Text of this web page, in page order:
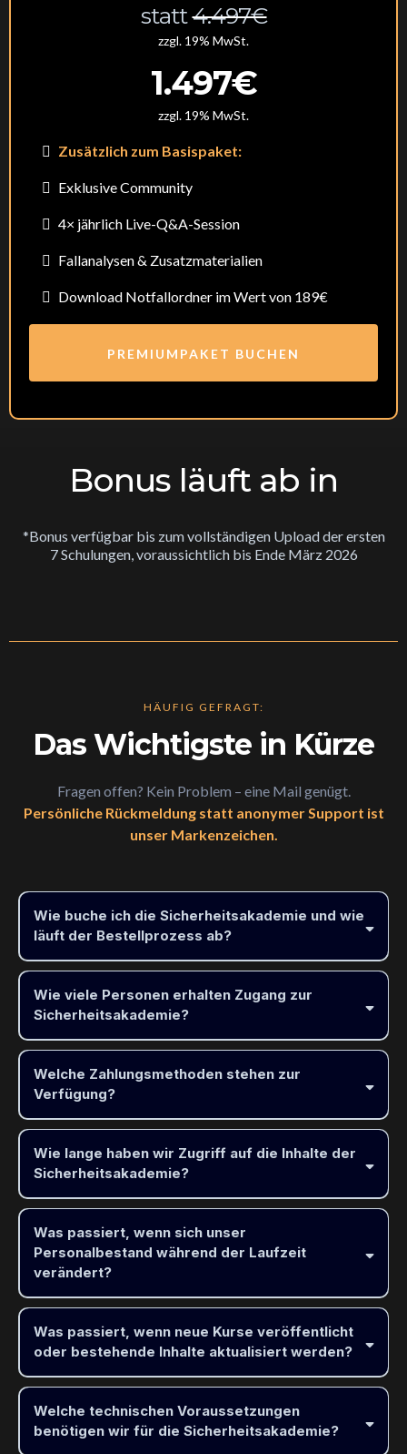
statt4.497€
zzgl. 19% MwSt.
1.497€
zzgl. 19% MwSt.
Zusätzlich zum Basispaket:
Exklusive Community
4× jährlich Live-Q&A-Session
Fallanalysen & Zusatzmaterialien
Download Notfallordner im Wert von 189€
PREMIUMPAKET BUCHEN
Bonus läuft ab in
*Bonus verfügbar bis zum vollständigen Upload der ersten
7 Schulungen, voraussichtlich bis Ende März 2026
HÄUFIG GEFRAGT:
Das Wichtigste in Kürze
Fragen offen? Kein Problem – eine Mail genügt.
Persönliche Rückmeldung statt anonymer Support ist
unser Markenzeichen.
Wie buche ich die Sicherheitsakademie und wie
läuft der Bestellprozess ab?
Wie viele Personen erhalten Zugang zur
Sicherheitsakademie?
festen Beschäftigten Ihrer Schule
Nicht enthalten
ständige schulinterne Personal
Welche Zahlungsmethoden stehen zur
Verfügung?
offizielle Rechnung
Wie lange haben wir Zugriff auf die Inhalte der
Sicherheitsakademie?
12 Monate ab dem Zeitpunkt der
Erinnerung per E-Mail
verlängern
Was passiert, wenn sich unser
Personalbestand während der Laufzeit
verändert?
Neue Beschäftigte
3 Monate Restlaufzeit
erforderlich
Ausscheidende Beschäftigte
Was passiert, wenn neue Kurse veröffentlicht
oder bestehende Inhalte aktualisiert werden?
Premiumpaket
Welche technischen Voraussetzungen
benötigen wir für die Sicherheitsakademie?